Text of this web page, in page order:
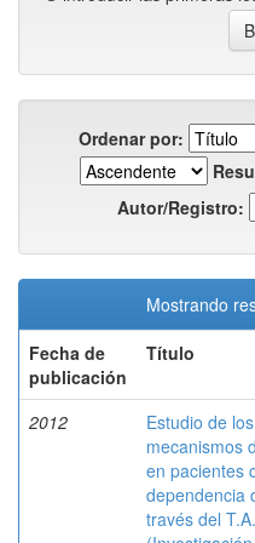
Ordenar por:
Autor/Registro:
Mostrando
Fecha de
publicación
Título
2012
Estudio de los
mecanismos
en pacientes
dependencia
través del